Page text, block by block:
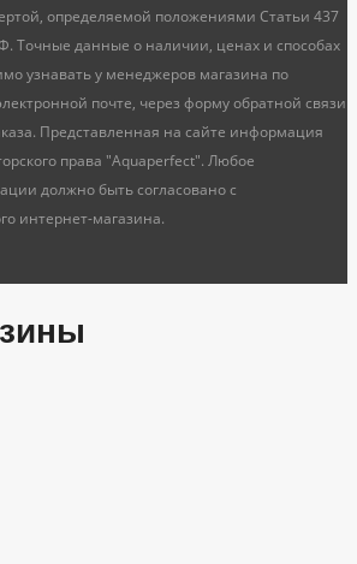
определяемой положениями Статьи 437
Точные данные о наличии, ценах и способах
узнавать у менеджеров магазина по
почте, через форму обратной связи
Представленная на сайте информация
права "Aquaperfect". Любое
должно быть согласовано с
интернет-магазина.